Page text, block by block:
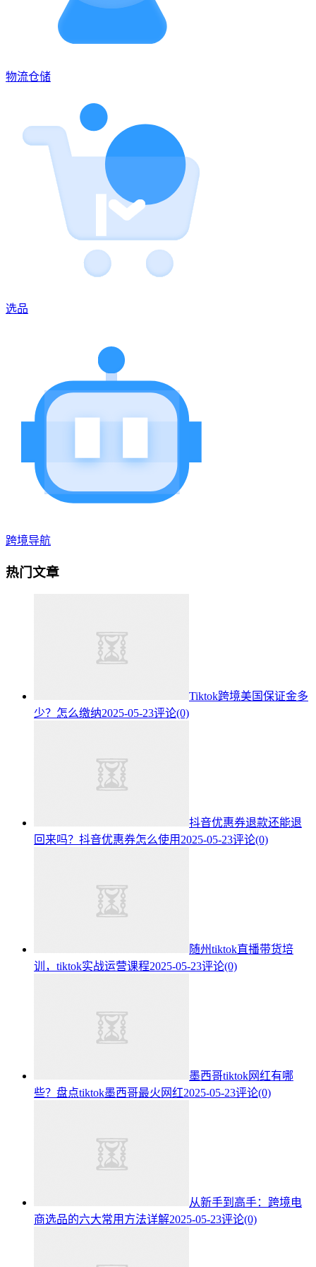
物流仓储
选品
跨境导航
热门文章
Tiktok跨境美国保证金多
少？怎么缴纳2025-05-23评论(0)
抖音优惠券退款还能退
回来吗？抖音优惠券怎么使用 2025-05-23评论(0)
随州tiktok直播带货培
训，tiktok实战运营课程2025-05-23评论(0)
墨西哥tiktok网红有哪
些？盘点tiktok墨西哥最火网红2025-05-23评论(0)
从新手到高手：跨境电
商选品的六大常用方法详解2025-05-23评论(0)